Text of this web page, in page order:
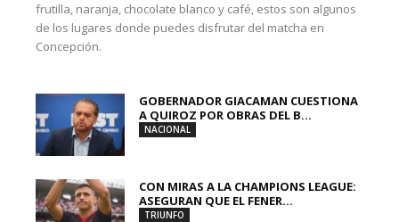
frutilla, naranja, chocolate blanco y café, estos son algunos
de los lugares donde puedes disfrutar del matcha en
Concepción.
GOBERNADOR GIACAMAN CUESTIONA
A QUIROZ POR OBRAS DEL B...
NACIONAL
CON MIRAS A LA CHAMPIONS LEAGUE:
ASEGURAN QUE EL FENER...
TRIUNFO